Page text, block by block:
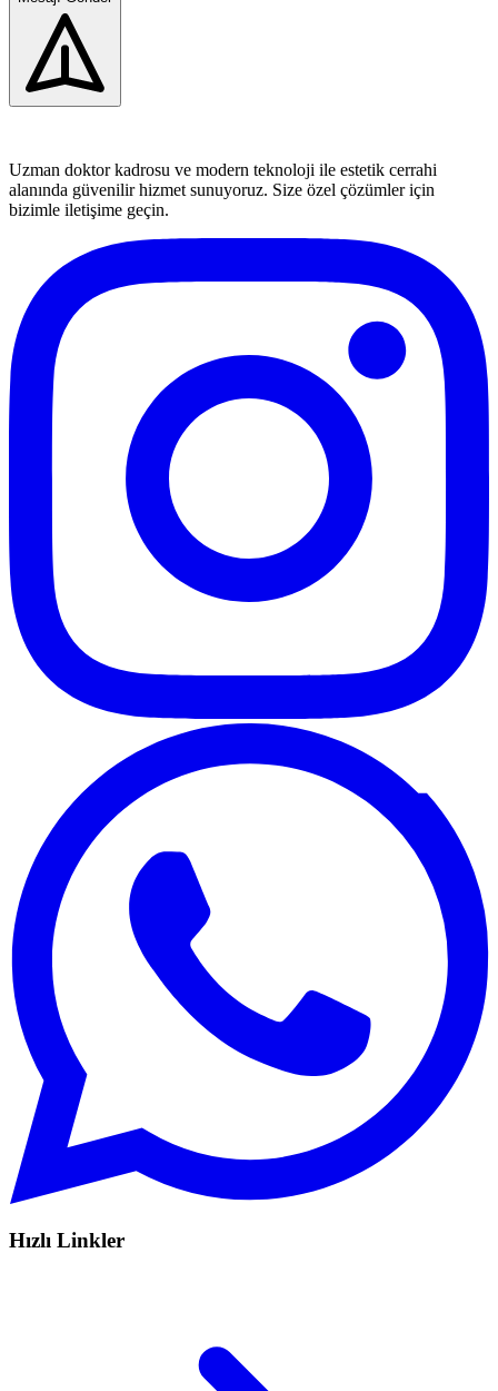
Uzman doktor kadrosu ve modern teknoloji ile estetik cerrahi
alanında güvenilir hizmet sunuyoruz. Size özel çözümler için
bizimle iletişime geçin.
Hızlı Linkler